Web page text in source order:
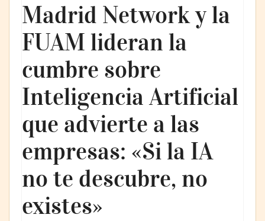
Madrid Network y la
FUAM lideran la
cumbre sobre
Inteligencia Artificial
que advierte a las
empresas: «Si la IA
no te descubre, no
existes»